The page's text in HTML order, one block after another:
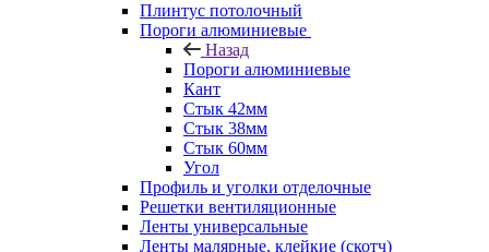
Плинтус потолочный
Пороги алюминиевые
Назад
Пороги алюминиевые
Кант
Стык 42мм
Стык 38мм
Стык 60мм
Угол
Профиль и уголки отделочные
Решетки вентиляционные
Ленты универсальные
Ленты малярные, клейкие (скотч)